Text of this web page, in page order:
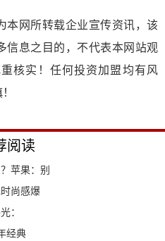
本网所转载企业宣传资讯，该
信息之目的，不代表本网站观
核实！任何投资加盟均有风
阅读
苹果：别
尚感爆
：
经典